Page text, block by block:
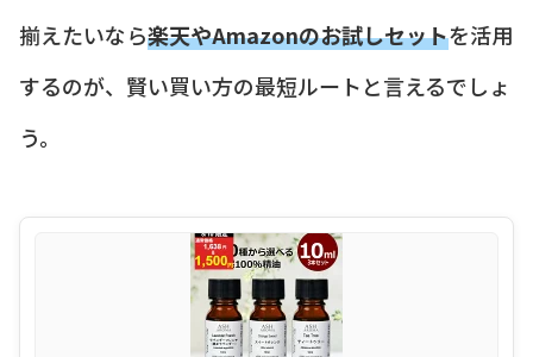
揃えたいなら楽天やAmazonのお試しセットを活用
するのが、賢い買い方の最短ルートと言えるでしょ
う。